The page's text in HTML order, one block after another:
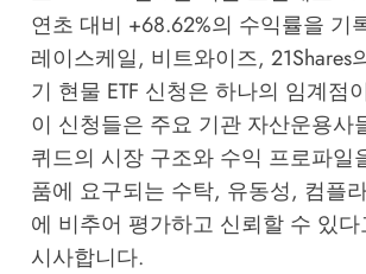
연초 대비 +68.62%의 수익률을 기
레이스케일, 비트와이즈, 21Shares
기 현물 ETF 신청은 하나의 임계점
이 신청들은 주요 기관 자산운용사
퀴드의 시장 구조와 수익 프로파일
품에 요구되는 수탁, 유동성, 컴플
에 비추어 평가하고 신뢰할 수 있
시사합니다.